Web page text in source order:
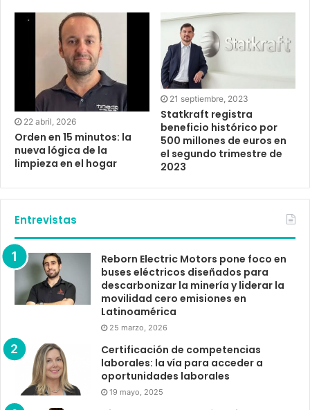
22 abril, 2026
Orden en 15 minutos: la
nueva lógica de la
limpieza en el hogar
21 septiembre, 2023
Statkraft registra
beneficio histórico por
500 millones de euros en
el segundo trimestre de
2023
Entrevistas
Reborn Electric Motors pone foco en
buses eléctricos diseñados para
descarbonizar la minería y liderar la
movilidad cero emisiones en
Latinoamérica
25 marzo, 2026
Certificación de competencias
laborales: la vía para acceder a
oportunidades laborales
19 mayo, 2025